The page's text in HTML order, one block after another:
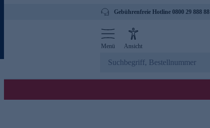
Gebührenfreie Hotline 0800 29 888 88
Menü Ansicht